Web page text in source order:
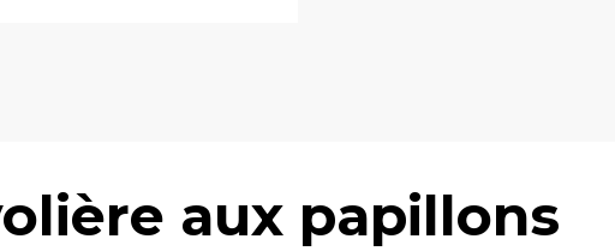
aux papillons